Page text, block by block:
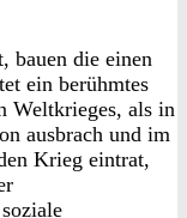
bauen die einen
ein berühmtes
Weltkrieges, als in
ausbrach und im
Krieg eintrat,